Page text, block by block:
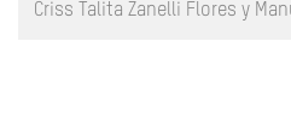
Criss Talita Zanelli Flores y